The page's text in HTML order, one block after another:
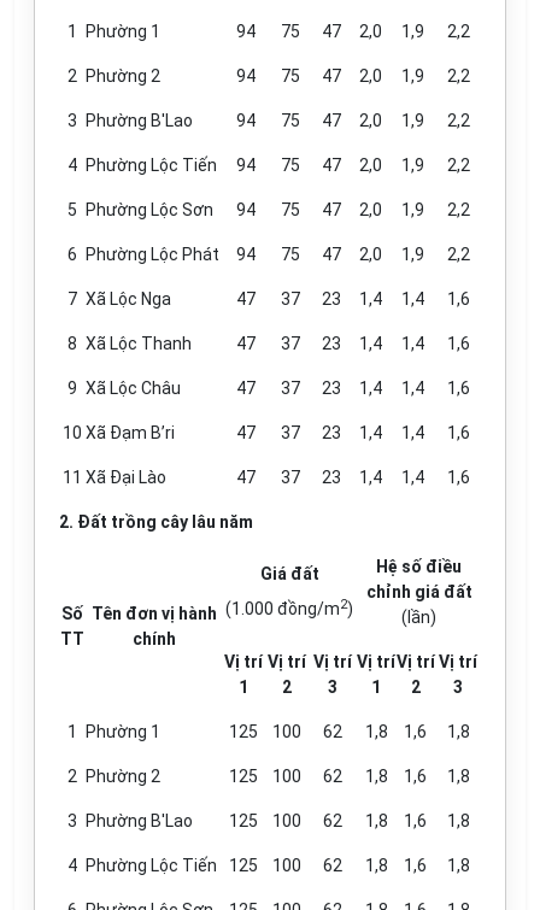
1 Phường 1 94 75 47 2,0 1,9 2,2
2 Phường 2 94 75 47 2,0 1,9 2,2
3 Phường B'Lao 94 75 47 2,0 1,9 2,2
4 Phường Lộc Tiến 94 75 47 2,0 1,9 2,2
5 Phường Lộc Sơn 94 75 47 2,0 1,9 2,2
6 Phường Lộc Phát 94 75 47 2,0 1,9 2,2
7 Xã Lộc Nga 47 37 23 1,4 1,4 1,6
8 Xã Lộc Thanh 47 37 23 1,4 1,4 1,6
9 Xã Lộc Châu 47 37 23 1,4 1,4 1,6
10 Xã Đạm B’ri 47 37 23 1,4 1,4 1,6
11 Xã Đại Lào 47 37 23 1,4 1,4 1,6
2. Đất trồng cây lâu năm
Số
TT
Tên đơn vị hành
chính
Giá đất
(1.000 đồng/m2)
Hệ số điều
chỉnh giá đất
(lần)
Vị trí
1
Vị trí
2
Vị trí
3
Vị trí
1
Vị trí
2
Vị trí
3
1 Phường 1 125 100 62 1,8 1,6 1,8
2 Phường 2 125 100 62 1,8 1,6 1,8
3 Phường B'Lao 125 100 62 1,8 1,6 1,8
4 Phường Lộc Tiến 125 100 62 1,8 1,6 1,8